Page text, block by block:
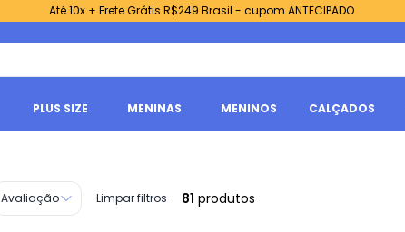
Até 10x + Frete Grátis R$249 Brasil - cupom ANTECIPADO
PLUS SIZE MENINAS MENINOS CALÇADOS
Avaliação Limpar filtros 81 produtos